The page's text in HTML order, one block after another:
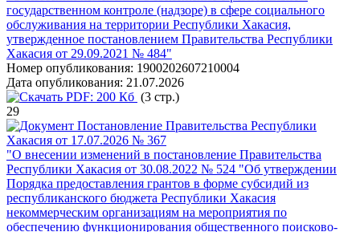
государственном контроле (надзоре) в сфере социального
обслуживания на территории Республики Хакасия,
утвержденное постановлением Правительства Республики
Хакасия от 29.09.2021 № 484"
Номер опубликования: 1900202607210004
Дата опубликования: 21.07.2026
PDF: 200 Кб (3 стр.)
29
Постановление Правительства Республики
Хакасия от 17.07.2026 № 367
"О внесении изменений в постановление Правительства
Республики Хакасия от 30.08.2022 № 524 "Об утверждении
Порядка предоставления грантов в форме субсидий из
республиканского бюджета Республики Хакасия
некоммерческим организациям на мероприятия по
обеспечению функционирования общественного поисково-